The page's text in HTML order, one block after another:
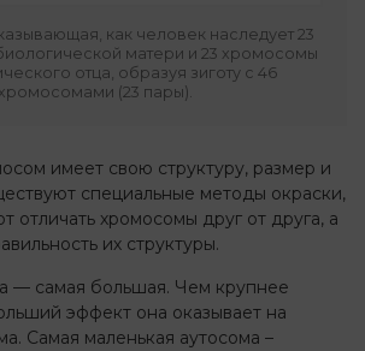
как человек наследует 23
матери и 23 хромосомы
отца, образуя зиготу с 46
хромосомами (23 пары).
имеет свою структуру, размер и
специальные методы окраски,
отличать хромосомы друг от друга, а
их структуры.
— самая большая. Чем крупнее
эффект она оказывает на
Самая маленькая аутосома –